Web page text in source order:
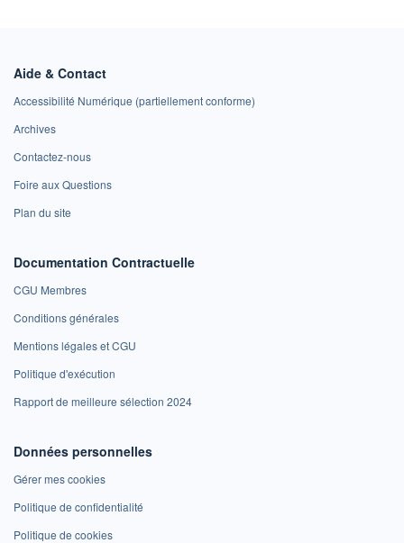
Aide & Contact
Accessibilité Numérique (partiellement conforme)
Archives
Contactez-nous
Foire aux Questions
Plan du site
Documentation Contractuelle
CGU Membres
Conditions générales
Mentions légales et CGU
Politique d'exécution
Rapport de meilleure sélection 2024
Données personnelles
Gérer mes cookies
Politique de confidentialité
Politique de cookies